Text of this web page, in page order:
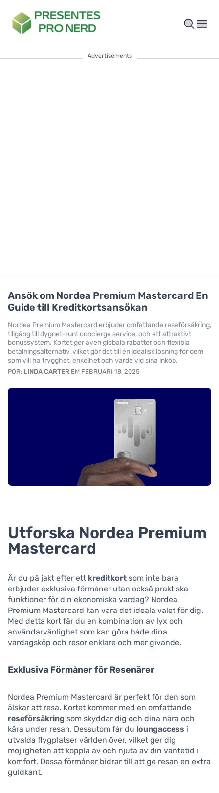
Advertisements
Ansök om Nordea Premium Mastercard En
Guide till Kreditkortsansökan
Nordea Premium Mastercard erbjuder omfattande reseförsäkring,
tillgång till dygnet-runt concierge service, och ett attraktivt
bonussystem. Kortet ger även globala rabatter och flexibla
betalningsalternativ, vilket gör det till en idealisk lösning för dem
som vill ha trygghet, enkelhet och värde vid sina inköp.
POR: LINDA CARTER EM FEBRUARI 18, 2025
Utforska Nordea Premium
Mastercard
Är du på jakt efter ett kreditkort som inte bara
erbjuder exklusiva förmåner utan också praktiska
funktioner för din ekonomiska vardag? Nordea
Premium Mastercard kan vara det ideala valet för dig.
Med detta kort får du en kombination av lyx och
användarvänlighet som kan göra både dina
vardagsköp och resor enklare och mer givande.
Exklusiva Förmåner för Resenärer
Nordea Premium Mastercard är perfekt för den som
älskar att resa. Kortet kommer med en omfattande
reseförsäkring som skyddar dig och dina nära och
kära under resan. Dessutom får du loungaccess i
utvalda flygplatser världen över, vilket ger dig
möjligheten att koppla av och njuta av din väntetid i
komfort. Dessa förmåner bidrar till att ge resan en extra
guldkant.